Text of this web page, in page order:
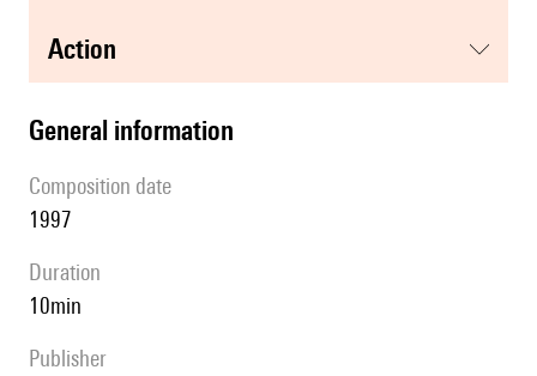
action
general information
composition date
1997
duration
10min
publisher